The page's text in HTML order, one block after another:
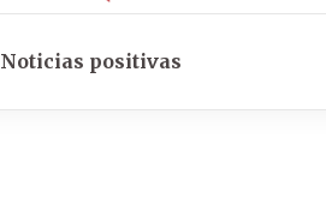
Noticias positivas